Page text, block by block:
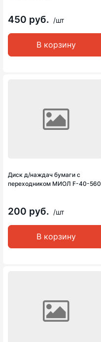
450 руб. /шт
В корзину
Диск д/наждач бумаги с
переходником МИОЛ F-40-560
200 руб. /шт
В корзину